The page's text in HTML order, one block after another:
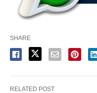
SHARE
RELATED POST